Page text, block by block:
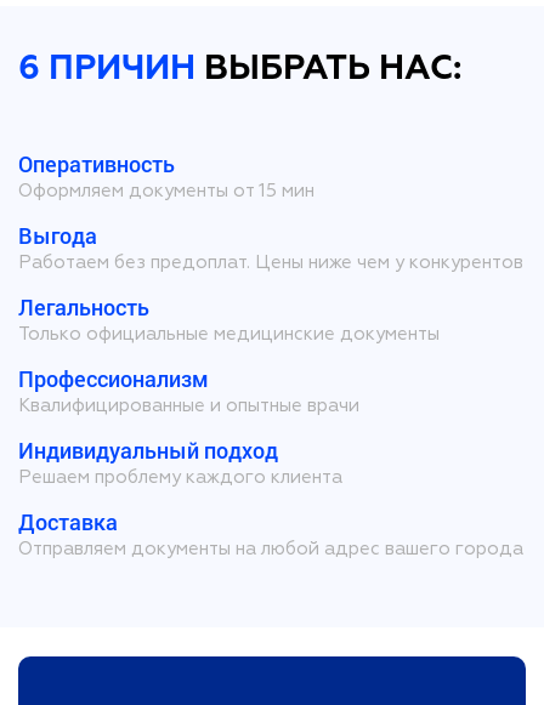
6 ПРИЧИН ВЫБРАТЬ НАС:
Оперативность
Оформляем документы от 15 мин
Выгода
Работаем без предоплат. Цены ниже чем у конкурентов
Легальность
Только официальные медицинские документы
Профессионализм
Квалифицированные и опытные врачи
Индивидуальный подход
Решаем проблему каждого клиента
Доставка
Отправляем документы на любой адрес вашего города